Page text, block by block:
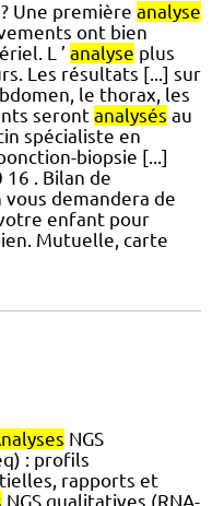
Une première analyse
ont bien
L ’ analyse plus
Les résultats [...] sur
le thorax, les
seront analysés au
spécialiste en
biopsie [...]
. Bilan de
demandera de
enfant pour
Mutuelle, carte
NGS
: profils
rapports et
NGS qualitatives (RNA-